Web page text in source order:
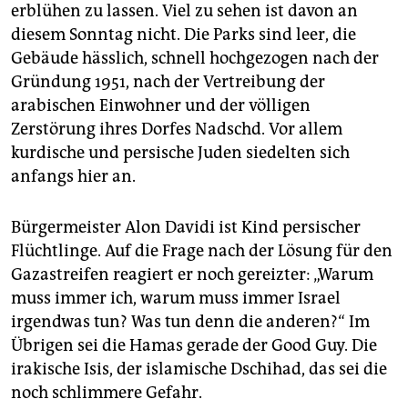
erblühen zu lassen. Viel zu sehen ist davon an
diesem Sonntag nicht. Die Parks sind leer, die
Gebäude hässlich, schnell hochgezogen nach der
Gründung 1951, nach der Vertreibung der
arabischen Einwohner und der völligen
Zerstörung ihres Dorfes Nadschd. Vor allem
kurdische und persische Juden siedelten sich
anfangs hier an.
Bürgermeister Alon Davidi ist Kind persischer
Flüchtlinge. Auf die Frage nach der Lösung für den
Gazastreifen reagiert er noch gereizter: „Warum
muss immer ich, warum muss immer Israel
irgendwas tun? Was tun denn die anderen?“ Im
Übrigen sei die Hamas gerade der Good Guy. Die
irakische Isis, der islamische Dschihad, das sei die
noch schlimmere Gefahr.